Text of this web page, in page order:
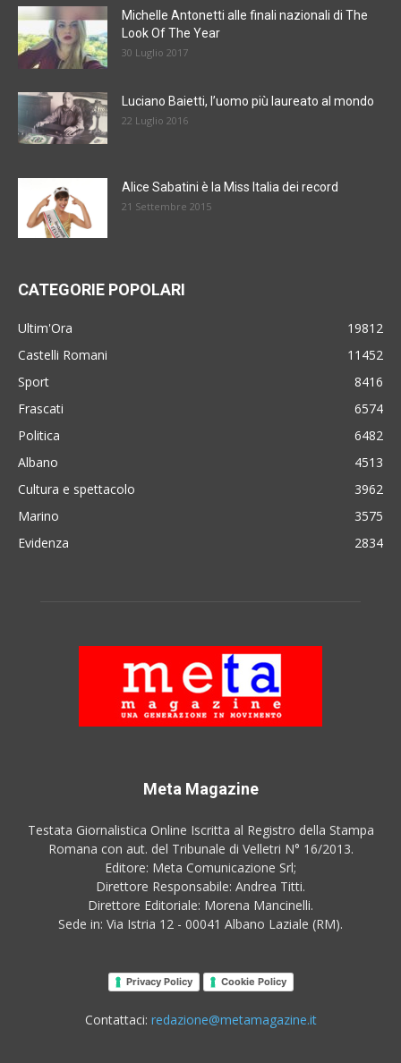
Michelle Antonetti alle finali nazionali di The
Look Of The Year
30 Luglio 2017
Luciano Baietti, l’uomo più laureato al mondo
22 Luglio 2016
Alice Sabatini è la Miss Italia dei record
21 Settembre 2015
CATEGORIE POPOLARI
Ultim'Ora
19812
Castelli Romani
11452
Sport
8416
Frascati
6574
Politica
6482
Albano
4513
Cultura e spettacolo
3962
Marino
3575
Evidenza
2834
Meta Magazine
Testata Giornalistica Online Iscritta al Registro della Stampa
Romana con aut. del Tribunale di Velletri N° 16/2013.
Editore: Meta Comunicazione Srl;
Direttore Responsabile: Andrea Titti.
Direttore Editoriale: Morena Mancinelli.
Sede in: Via Istria 12 - 00041 Albano Laziale (RM).
Privacy Policy Cookie Policy
Contattaci: redazione@metamagazine.it